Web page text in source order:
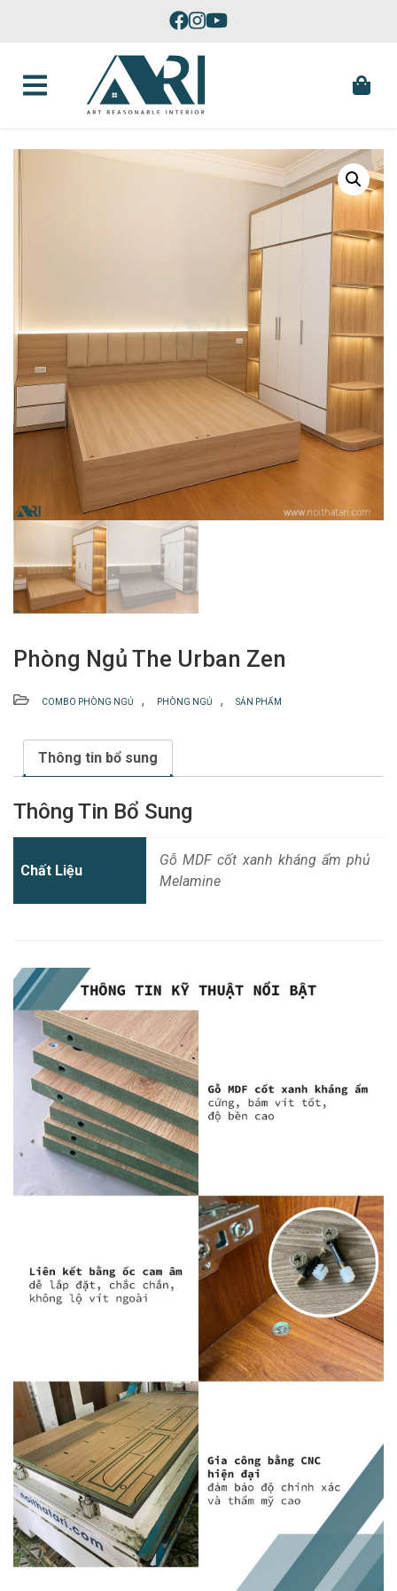
Sản Xuất Đồ Nội Thất Theo Yêu Cầu Tại Phú Yên
Phòng Ngủ The Urban Zen
COMBO PHÒNG NGỦ , PHÒNG NGỦ , SẢN PHẨM
Thông tin bổ sung
Thông Tin Bổ Sung
Chất Liệu
Gỗ MDF cốt xanh kháng ẩm phủ
Melamine